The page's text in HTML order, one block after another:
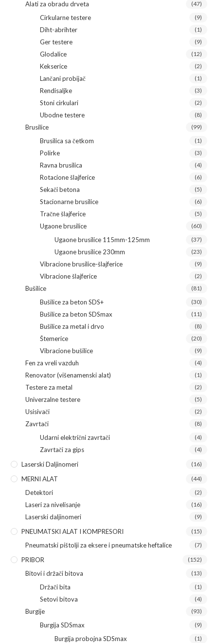
Alati za obradu drveta (47)
Cirkularne testere (9)
Diht-abrihter (1)
Ger testere (9)
Glodalice (12)
Kekserice (2)
Lančani probijač (1)
Rendisaljke (3)
Stoni cirkulari (2)
Ubodne testere (8)
Brusilice (99)
Brusilica sa četkom (1)
Polirke (3)
Ravna brusilica (4)
Rotacione šlajferice (6)
Sekači betona (5)
Stacionarne brusilice (6)
Tračne šlajferice (5)
Ugaone brusilice (60)
Ugaone brusilice 115mm-125mm (37)
Ugaone brusilice 230mm (23)
Vibracione brusilice-šlajferice (9)
Vibracione šlajferice (2)
Bušilice (81)
Bušilice za beton SDS+ (30)
Bušilice za beton SDSmax (11)
Bušilice za metal i drvo (8)
Štemerice (20)
Vibracione bušilice (9)
Fen za vreli vazduh (4)
Renovator (višenamenski alat) (1)
Testere za metal (2)
Univerzalne testere (5)
Usisivači (2)
Zavrtači (8)
Udarni električni zavrtači (4)
Zavrtači za gips (4)
Laserski Daljinomeri (16)
MERNI ALAT (44)
Detektori (2)
Laseri za nivelisanje (16)
Laserski daljinomeri (9)
PNEUMATSKI ALAT I KOMPRESORI (15)
Pneumatski pištolji za eksere i pneumatske heftalice (7)
PRIBOR (152)
Bitovi i držači bitova (13)
Držači bita (1)
Setovi bitova (4)
Burgije (93)
Burgija SDSmax (9)
Burgija probojna SDSmax (1)